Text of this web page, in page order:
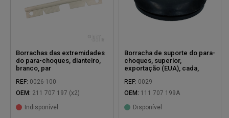
Borrachas das extremidades
do para-choques, dianteiro,
branco, par
REF: 0026-100
OEM: 211 707 197 (x2)
Indisponível
Borracha de suporte do para-
choques, superior,
exportação (EUA), cada,
REF: 0029
OEM: 111 707 199A
Disponível
Compatível com: